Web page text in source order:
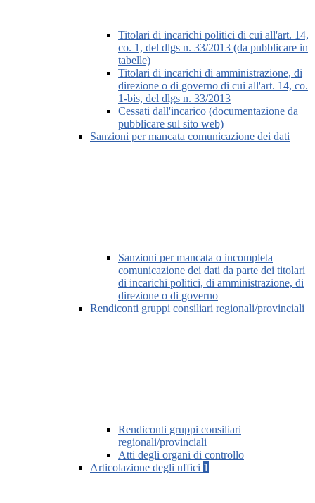
Titolari di incarichi politici di cui all'art. 14,
co. 1, del dlgs n. 33/2013 (da pubblicare in
tabelle)
Titolari di incarichi di amministrazione, di
direzione o di governo di cui all'art. 14, co.
1-bis, del dlgs n. 33/2013
Cessati dall'incarico (documentazione da
pubblicare sul sito web)
Sanzioni per mancata comunicazione dei dati
Sanzioni per mancata o incompleta
comunicazione dei dati da parte dei titolari
di incarichi politici, di amministrazione, di
direzione o di governo
Rendiconti gruppi consiliari regionali/provinciali
Rendiconti gruppi consiliari
regionali/provinciali
Atti degli organi di controllo
Articolazione degli uffici 1